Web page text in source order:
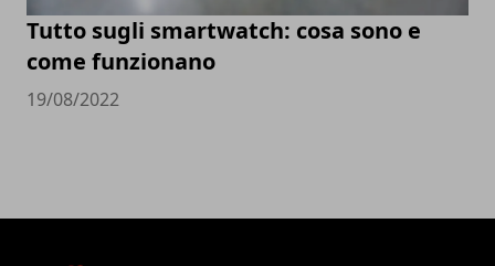
Tutto sugli smartwatch: cosa sono e
come funzionano
19/08/2022